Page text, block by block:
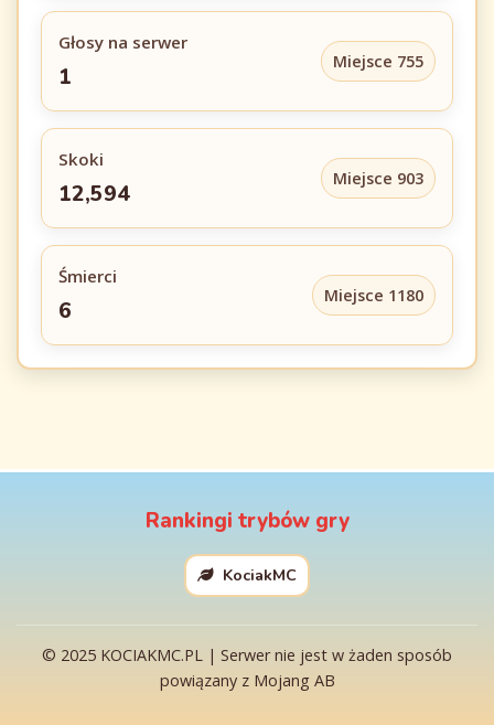
Głosy na serwer
1
Miejsce 755
Skoki
12,594
Miejsce 903
Śmierci
6
Miejsce 1180
Rankingi trybów gry
KociakMC
© 2025 KOCIAKMC.PL | Serwer nie jest w żaden sposób
powiązany z Mojang AB